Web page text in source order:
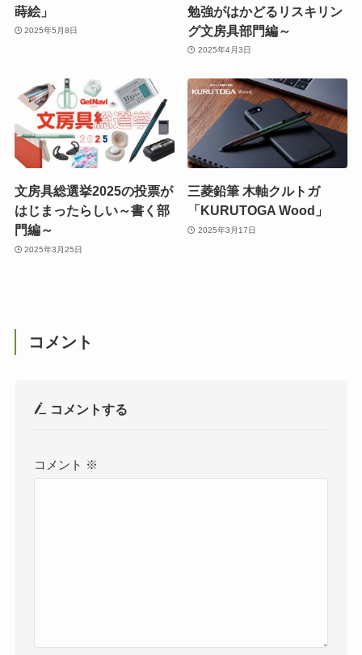
蒔絵」
2025年5月8日
勉強がはかどるリスキリン
グ文房具部門編～
2025年4月3日
文房具総選挙2025の投票が
はじまったらしい～書く部
門編～
2025年3月25日
三菱鉛筆 木軸クルトガ
「KURUTOGA Wood」
2025年3月17日
コメント
コメントする
コメント ※